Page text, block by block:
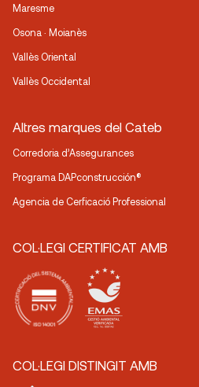
Maresme
Osona · Moianès
Vallès Oriental
Vallès Occidental
Altres marques del Cateb
Corredoria d’Assegurances
Programa DAPconstrucción®
Agencia de Cerficació Professional
COL·LEGI CERTIFICAT AMB
COL·LEGI DISTINGIT AMB